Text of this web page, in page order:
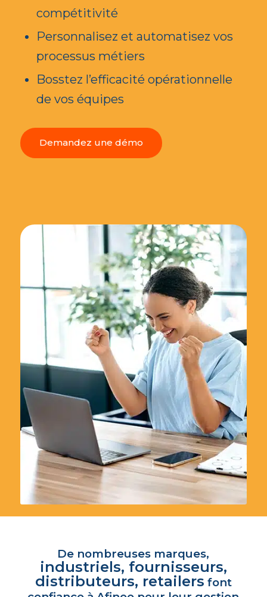
compétitivité
Personnalisez et automatisez vos
processus métiers
Bosstez l’efficacité opérationnelle
de vos équipes
Demandez une démo
De nombreuses marques,
industriels, fournisseurs,
distributeurs, retailers font